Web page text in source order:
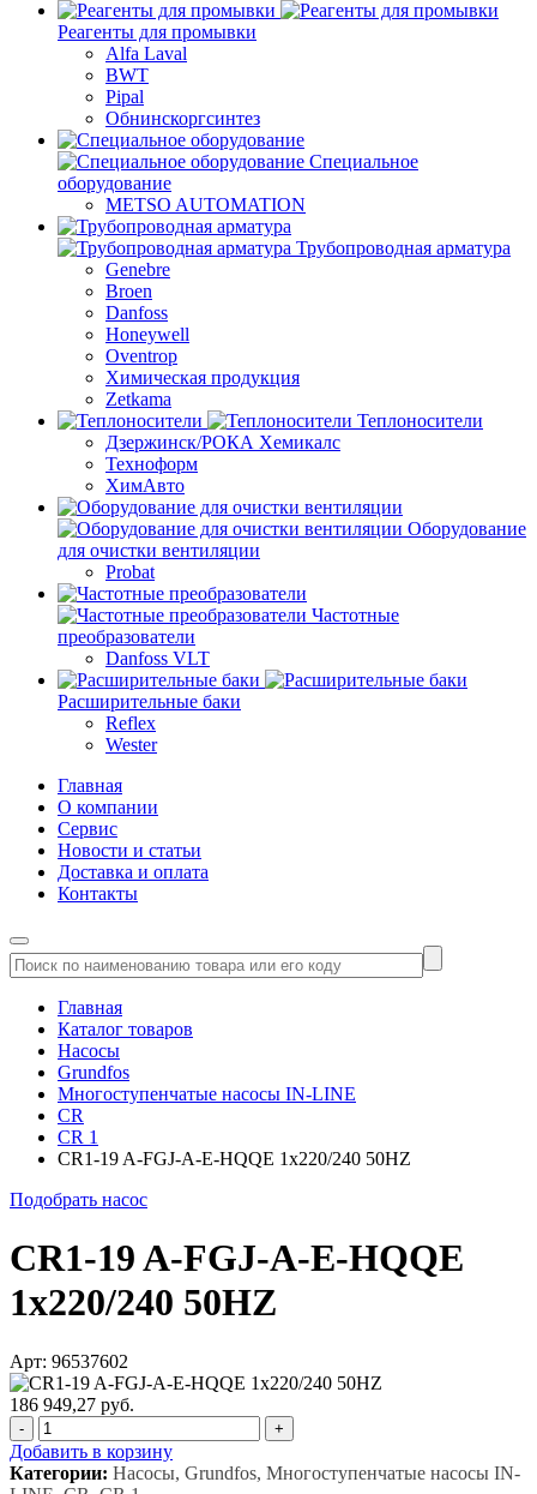
Реагенты для промывки
Alfa Laval
BWT
Pipal
Обнинскоргсинтез
Специальное
оборудование
METSO AUTOMATION
Трубопроводная арматура
Genebre
Broen
Danfoss
Honeywell
Oventrop
Химическая продукция
Zetkama
Теплоносители
Дзержинск/РОКА Хемикалс
Техноформ
ХимАвто
Оборудование
для очистки вентиляции
Probat
Частотные
преобразователи
Danfoss VLT
Расширительные баки
Reflex
Wester
Главная
О компании
Сервис
Новости и статьи
Доставка и оплата
Контакты
Главная
Каталог товаров
Насосы
Grundfos
Многоступенчатые насосы IN-LINE
CR
CR 1
CR1-19 A-FGJ-A-E-HQQE 1x220/240 50HZ
Подобрать насос
CR1-19 A-FGJ-A-E-HQQE
1x220/240 50HZ
Арт: 96537602
186 949,27 руб.
- +
Добавить в корзину
Категории: Насосы, Grundfos, Многоступенчатые насосы IN-